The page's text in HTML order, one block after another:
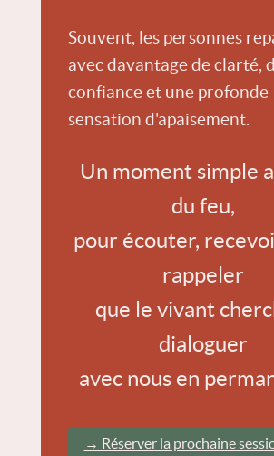
Souvent, les personnes
avec davantage de clarté,
confiance et une profonde
sensation d'apaisement.
Un moment simple
du feu,
pour écouter,
rappeler
que le vivant
dialoguer
avec nous en
→ Réserver la prochaine